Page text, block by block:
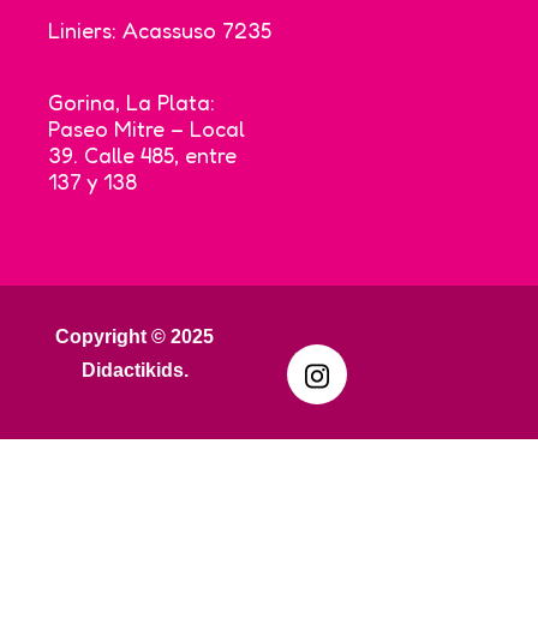
Liniers: Acassuso 7235
Gorina, La Plata:
Paseo Mitre – Local
39. Calle 485, entre
137 y 138
Copyright © 2025
Didactikids.